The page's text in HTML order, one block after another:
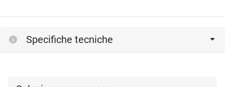
Specifiche tecniche